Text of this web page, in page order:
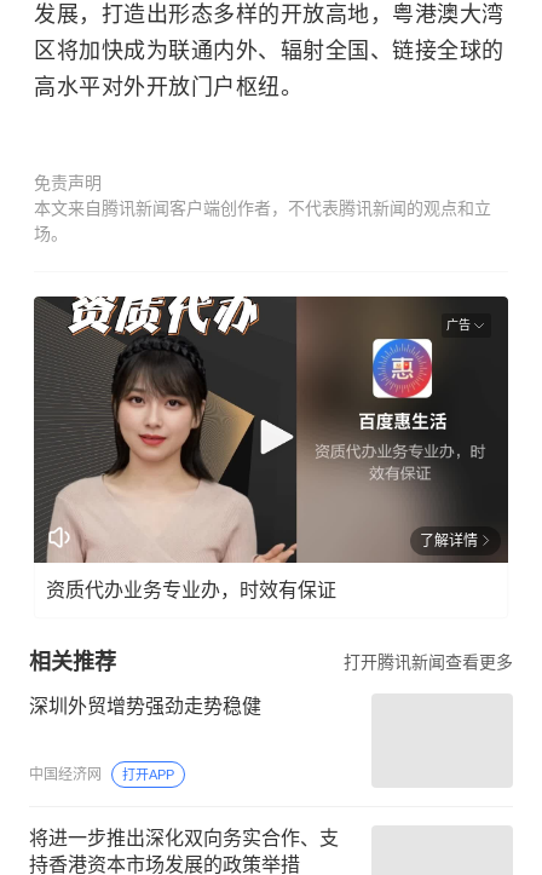
发展，打造出形态多样的开放高地，粤港澳大湾
区将加快成为联通内外、辐射全国、链接全球的
高水平对外开放门户枢纽。
免责声明
本文来自腾讯新闻客户端创作者，不代表腾讯新闻的观点和立
场。
广告
了解详情
资质代办业务专业办，时效有保证
相关推荐 打开腾讯新闻查看更多
深圳外贸增势强劲走势稳健
中国经济网 打开APP
将进一步推出深化双向务实合作、支
持香港资本市场发展的政策举措